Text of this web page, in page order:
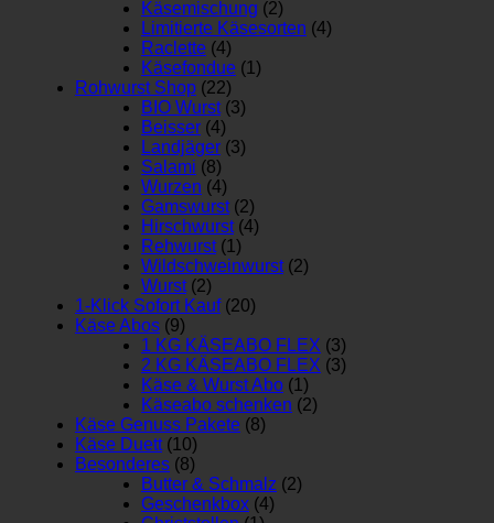
Käsemischung (2)
Limitierte Käsesorten (4)
Raclette (4)
Käsefondue (1)
Rohwurst Shop (22)
BIO Wurst (3)
Beisser (4)
Landjäger (3)
Salami (8)
Wurzen (4)
Gamswurst (2)
Hirschwurst (4)
Rehwurst (1)
Wildschweinwurst (2)
Wurst (2)
1-Klick Sofort Kauf (20)
Käse Abos (9)
1 KG KÄSEABO FLEX (3)
2 KG KÄSEABO FLEX (3)
Käse & Wurst Abo (1)
Käseabo schenken (2)
Käse Genuss Pakete (8)
Käse Duett (10)
Besonderes (8)
Butter & Schmalz (2)
Geschenkbox (4)